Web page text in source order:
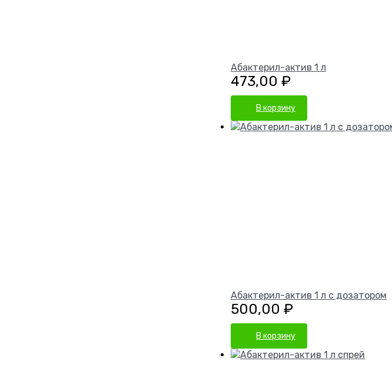
Абактерил-актив 1 л
473,00 ₽
В корзину
Абактерил-актив 1 л с дозатором
500,00 ₽
В корзину